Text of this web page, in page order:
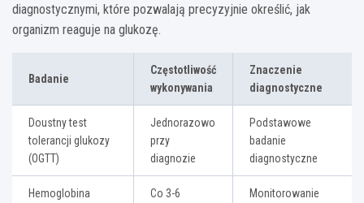
diagnostycznymi, które pozwalają precyzyjnie określić, jak
organizm reaguje na glukozę.
Badanie
Częstotliwość
wykonywania
Znaczenie
diagnostyczne
Doustny test
tolerancji glukozy
(OGTT)
Jednorazowo
przy
diagnozie
Podstawowe
badanie
diagnostyczne
Hemoglobina
Co 3-6
Monitorowanie